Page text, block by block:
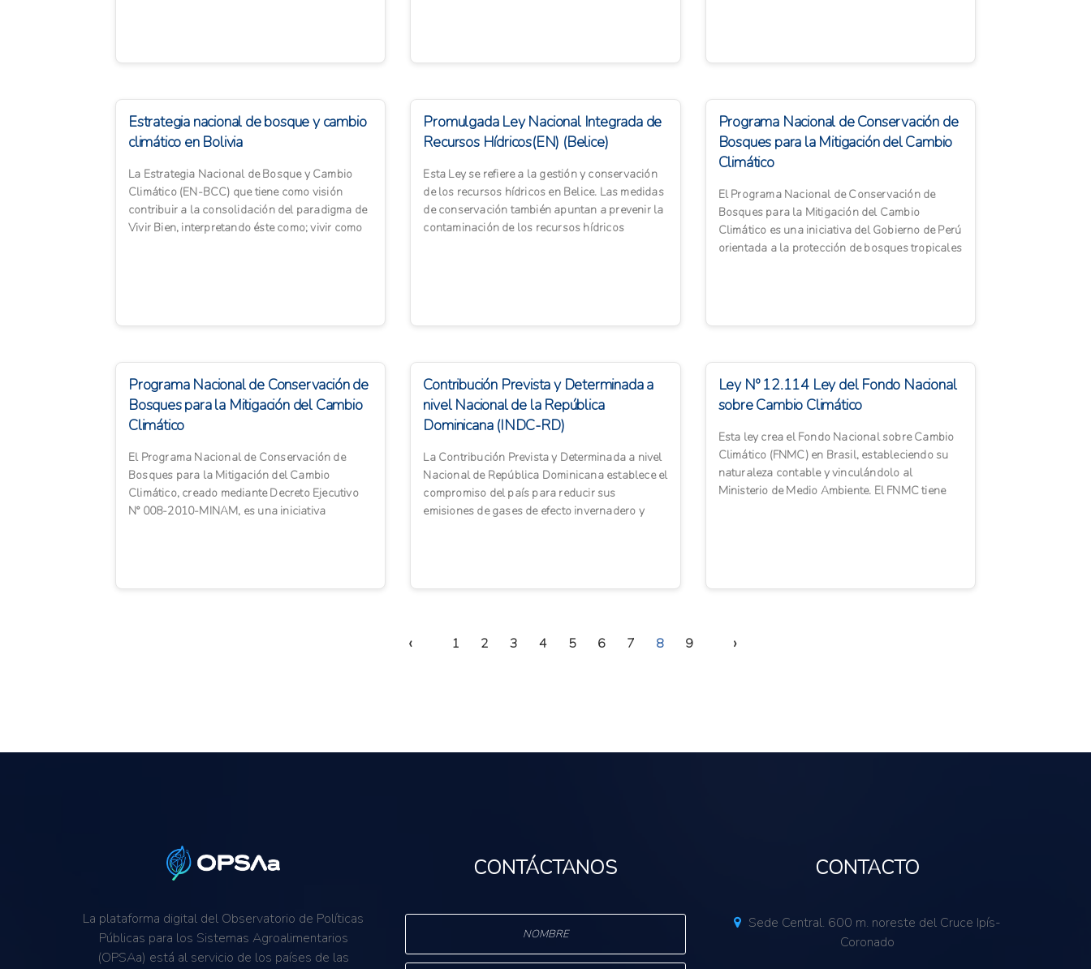
Estrategia nacional de bosque y cambio
climático en Bolivia
La Estrategia Nacional de Bosque y Cambio
Climático (EN-BCC) que tiene como visión
contribuir a la consolidación del paradigma de
Vivir Bien, interpretando éste como; vivir como
Promulgada Ley Nacional Integrada de
Recursos Hídricos(EN) (Belice)
Esta Ley se refiere a la gestión y conservación
de los recursos hídricos en Belice. Las medidas
de conservación también apuntan a prevenir la
contaminación de los recursos hídricos
Programa Nacional de Conservación de
Bosques para la Mitigación del Cambio
Climático
El Programa Nacional de Conservación de
Bosques para la Mitigación del Cambio
Climático es una iniciativa del Gobierno de Perú
orientada a la protección de bosques tropicales
Programa Nacional de Conservación de
Bosques para la Mitigación del Cambio
Climático
El Programa Nacional de Conservación de
Bosques para la Mitigación del Cambio
Climático, creado mediante Decreto Ejecutivo
N° 008-2010-MINAM, es una iniciativa
Contribución Prevista y Determinada a
nivel Nacional de la República
Dominicana (INDC-RD)
La Contribución Prevista y Determinada a nivel
Nacional de República Dominicana establece el
compromiso del país para reducir sus
emisiones de gases de efecto invernadero y
Ley Nº 12.114 Ley del Fondo Nacional
sobre Cambio Climático
Esta ley crea el Fondo Nacional sobre Cambio
Climático (FNMC) en Brasil, estableciendo su
naturaleza contable y vinculándolo al
Ministerio de Medio Ambiente. El FNMC tiene
‹ 1 2 3 4 5 6 7 8 9 ›
La plataforma digital del Observatorio de Políticas
Públicas para los Sistemas Agroalimentarios
(OPSAa) está al servicio de los países de las
CONTÁCTANOS CONTACTO
Sede Central. 600 m. noreste del Cruce Ipís-
Coronado